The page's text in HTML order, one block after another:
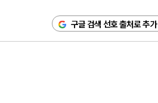
구글 검색 선호 출처로 추가